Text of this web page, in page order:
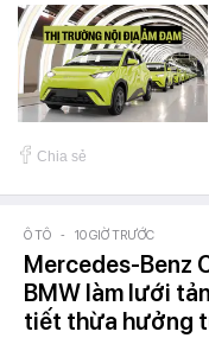
Chia sẻ
Ô TÔ - 10 GIỜ TRƯỚC
Mercedes-Benz
BMW làm lưới
tiết thừa hưởng